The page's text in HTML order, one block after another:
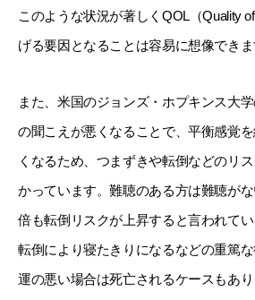
このような状況が著しくQOL（Quality
げる要因となることは容易に想像できま
また、米国のジョンズ・ホプキンス大
の聞こえが悪くなることで、平衡感覚
くなるため、つまずきや転倒などのリ
かっています。難聴のある方は難聴が
倍も転倒リスクが上昇すると言われてい
転倒により寝たきりになるなどの重篤な
運の悪い場合は死亡されるケースもあ